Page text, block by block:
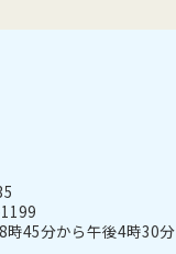
45分から午後4時30